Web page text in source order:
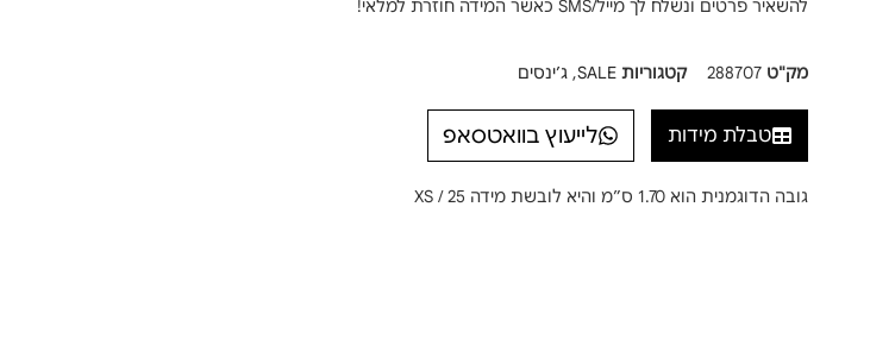
להשאיר פרטים ונשלח לך מייל/SMS כאשר המידה חוזרת למלאי!
מק"ט 288707 קטגוריות SALE
, ג׳ינסים
טבלת מידות לייעוץ בוואטסאפ
גובה הדוגמנית הוא 1.70 ס”מ והיא לובשת מידה XS / 25